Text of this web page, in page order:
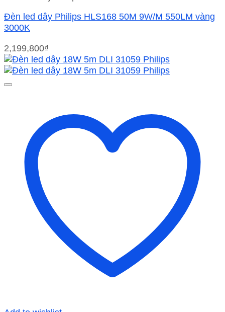
Đèn led dây Philips HLS168 50M 9W/M 550LM vàng
3000K
2,199,800₫